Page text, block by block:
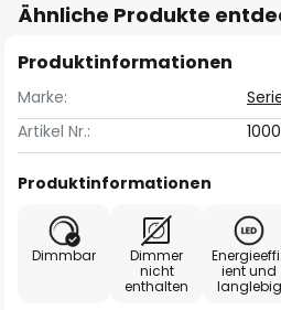
Ähnliche Produkte
Produktinformationen
Marke:
Artikel Nr.:
Produktinformationen
Dimmbar
Dimmer
nicht
enthalten
ient und
langlebig